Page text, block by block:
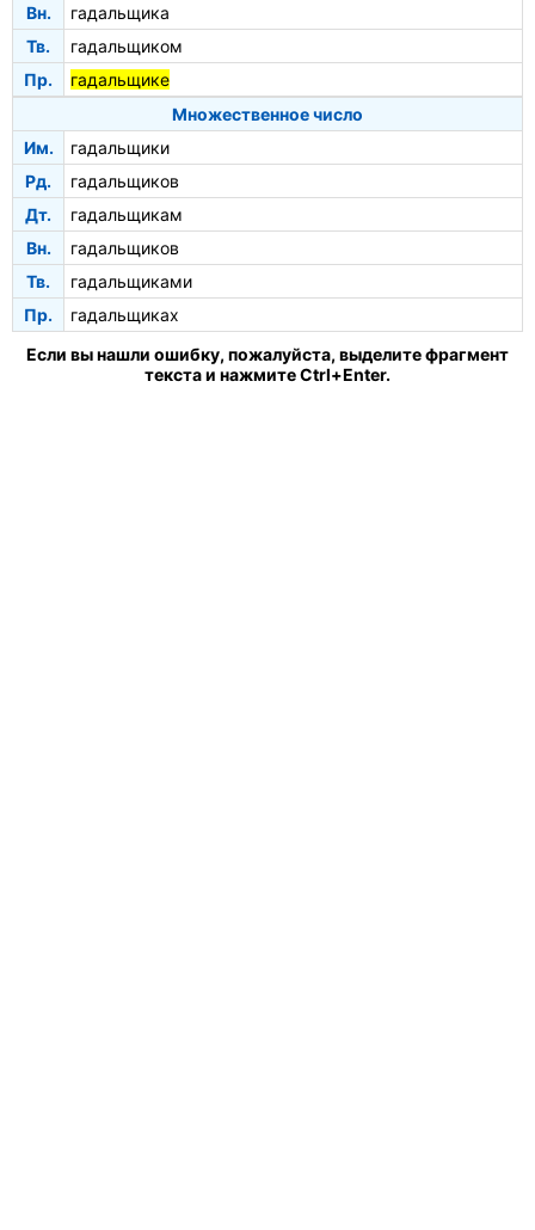
Вн.
гадальщика
Тв.
гадальщиком
Пр.
гадальщике
Множественное число
Им.
гадальщики
Рд.
гадальщиков
Дт.
гадальщикам
Вн.
гадальщиков
Тв.
гадальщиками
Пр.
гадальщиках
Если вы нашли ошибку, пожалуйста, выделите фрагмент
текста и нажмите Ctrl+Enter.